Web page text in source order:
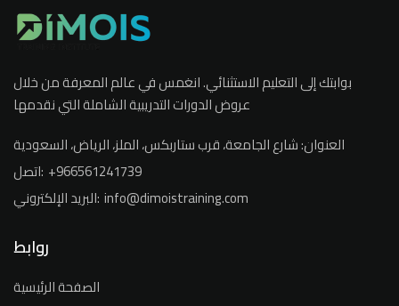
بوابتك إلى التعليم الاستثنائي. انغمس في عالم المعرفة من خلال
عروض الدورات التدريبية الشاملة التي نقدمها
العنوان:شارع الجامعة، قرب ستاربكس، الملز، الرياض، السعودية
اتصل: +966561241739
البريد الإلكتروني: info@dimoistraining.com
روابط
الصفحة الرئيسية